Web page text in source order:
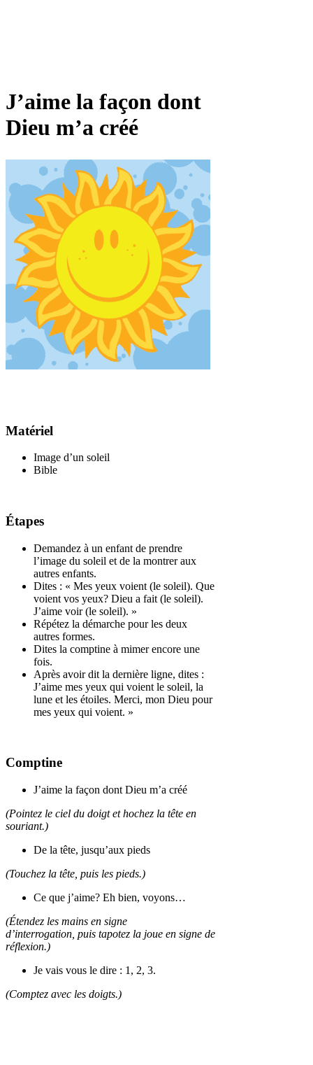
J’aime la façon dont
Dieu m’a créé
Matériel
Image d’un soleil
Bible
Étapes
Demandez à un enfant de prendre
l’image du soleil et de la montrer aux
autres enfants.
Dites : « Mes yeux voient (le soleil). Que
voient vos yeux? Dieu a fait (le soleil).
J’aime voir (le soleil). »
Répétez la démarche pour les deux
autres formes.
Dites la comptine à mimer encore une
fois.
Après avoir dit la dernière ligne, dites :
J’aime mes yeux qui voient le soleil, la
lune et les étoiles. Merci, mon Dieu pour
mes yeux qui voient. »
Comptine
J’aime la façon dont Dieu m’a créé
(Pointez le ciel du doigt et hochez la tête en
souriant.)
De la tête, jusqu’aux pieds
(Touchez la tête, puis les pieds.)
Ce que j’aime? Eh bien, voyons…
(Étendez les mains en signe
d’interrogation, puis tapotez la joue en signe de
réflexion.)
Je vais vous le dire : 1, 2, 3.
(Comptez avec les doigts.)